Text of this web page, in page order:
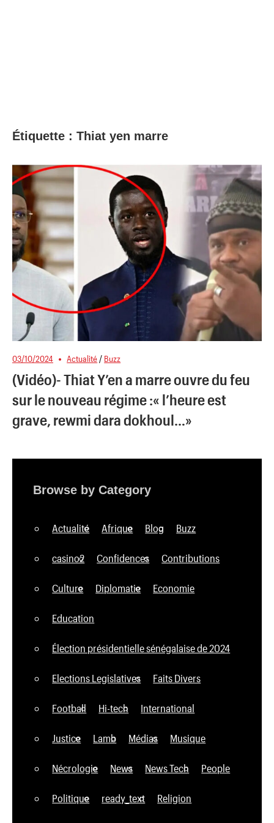
Étiquette : Thiat yen marre
03/10/2024 Actualité / Buzz
(Vidéo)- Thiat Y’en a marre ouvre du feu
sur le nouveau régime :« l’heure est
grave, rewmi dara dokhoul…»
Browse by Category
Actualité Afrique Blog Buzz
casino2 Confidences Contributions
Culture Diplomatie Economie
Education
Élection présidentielle sénégalaise de 2024
Elections Legislatives Faits Divers
Football Hi-tech International
Justice Lamb Médias Musique
Nécrologie News News Tech People
Politique ready_text Religion